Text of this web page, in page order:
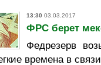
13:30 03.03.2017
ФРС берет
Федрезерв
времена в